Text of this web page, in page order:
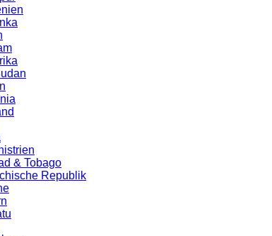
& Tobago
Republik